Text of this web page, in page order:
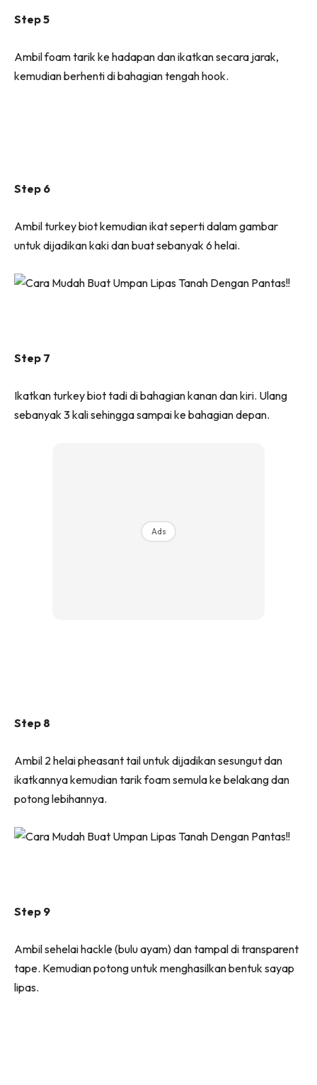
Step 5
Ambil foam tarik ke hadapan dan ikatkan secara jarak,
kemudian berhenti di bahagian tengah hook.
Step 6
Ambil turkey biot kemudian ikat seperti dalam gambar
untuk dijadikan kaki dan buat sebanyak 6 helai.
Step 7
Ikatkan turkey biot tadi di bahagian kanan dan kiri. Ulang
sebanyak 3 kali sehingga sampai ke bahagian depan.
Ads
Step 8
Ambil 2 helai pheasant tail untuk dijadikan sesungut dan
ikatkannya kemudian tarik foam semula ke belakang dan
potong lebihannya.
Step 9
Ambil sehelai hackle (bulu ayam) dan tampal di transparent
tape. Kemudian potong untuk menghasilkan bentuk sayap
lipas.